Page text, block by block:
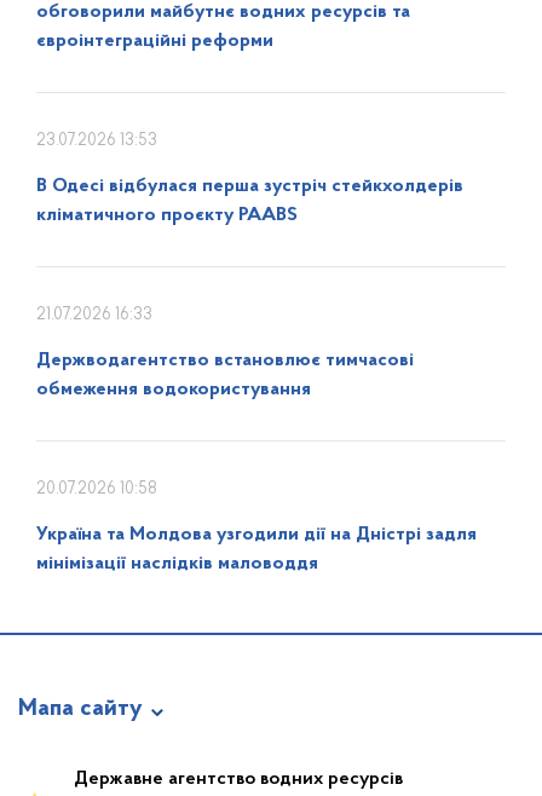
обговорили майбутнє водних ресурсів та
євроінтеграційні реформи
23.07.2026 13:53
В Одесі відбулася перша зустріч стейкхолдерів
кліматичного проєкту PAABS
21.07.2026 16:33
Держводагентство встановлює тимчасові
обмеження водокористування
20.07.2026 10:58
Україна та Молдова узгодили дії на Дністрі задля
мінімізації наслідків маловоддя
Мапа сайту
Про відомство
Державне агентство водних ресурсів